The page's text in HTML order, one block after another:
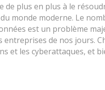
de plus en plus à le
monde moderne. Le
est un problème
de nos jours.
et les cyberattaques, et